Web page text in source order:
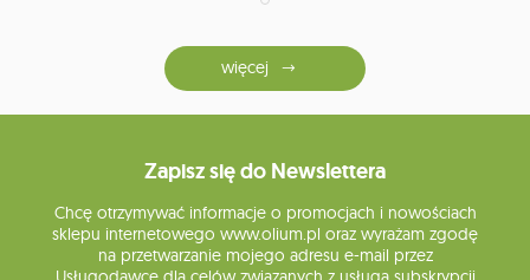
więcej
Zapisz się do Newslettera
Chcę otrzymywać informacje o promocjach i nowościach
sklepu internetowego www.olium.pl oraz wyrażam zgodę
na przetwarzanie mojego adresu e-mail przez